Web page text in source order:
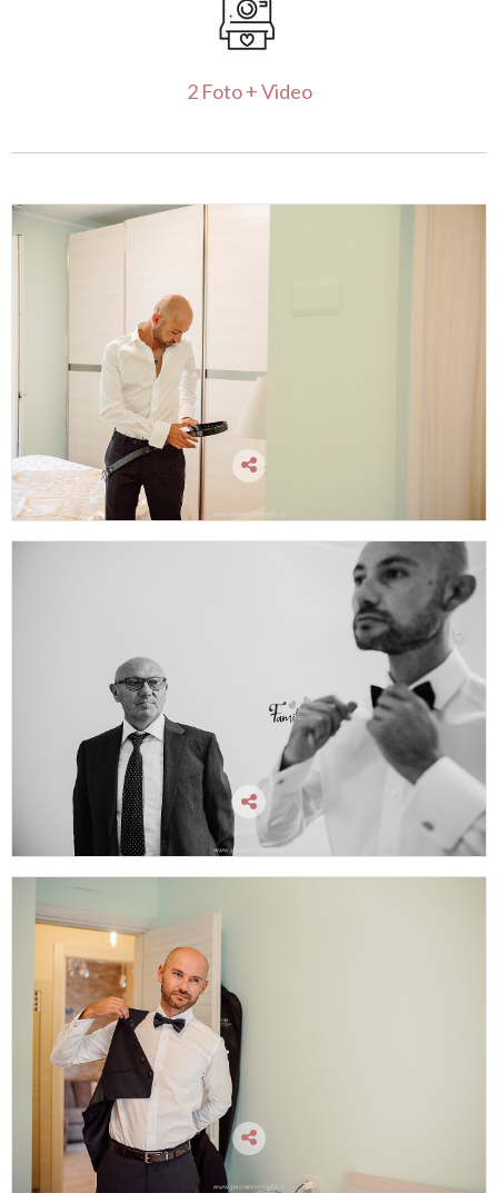
2 Foto + Video